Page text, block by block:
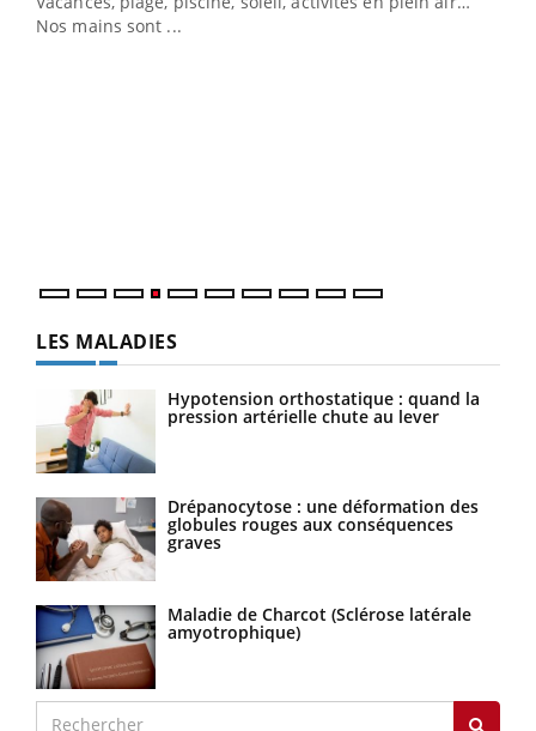
Nos mains sont ...
LES MALADIES
Hypotension orthostatique : quand la
pression artérielle chute au lever
Drépanocytose : une déformation des
globules rouges aux conséquences
graves
Maladie de Charcot (Sclérose latérale
amyotrophique)